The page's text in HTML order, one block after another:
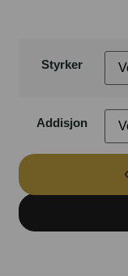
Styrker
Addisjon